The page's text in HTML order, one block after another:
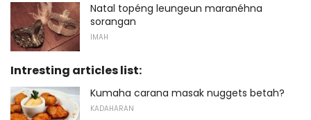
Natal topéng leungeun maranéhna
sorangan
IMAH
Intresting articles list:
Kumaha carana masak nuggets betah?
KADAHARAN